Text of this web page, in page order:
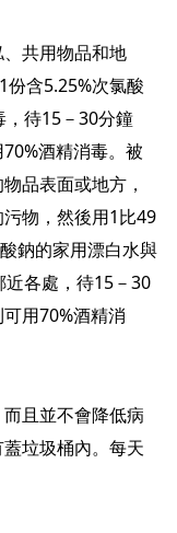
共用物品和地
含5.25%次氯酸
待15－30分鐘
酒精消毒。被
品表面或地方，
物，然後用1比49
鈉的家用漂白水與
各處，待15－30
用70%酒精消
且並不會降低病
垃圾桶內。每天